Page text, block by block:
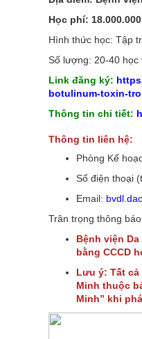
Học phí:
Hình thức học: Tập
Số lượng: 20-40 học
Link đăng ký:
botulinum-toxin-
Thông tin chi tiết:
Thông tin liên hệ:
Phòng Kế
Số điện thoại
Email:
Trân trọng thông
Bệnh viện
bằng CCCD
Lưu ý: Tất cả
Minh thuộc
Minh” khi